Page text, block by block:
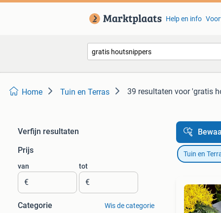
Help en info
Home Tuin en Terras 39 resultaten voor 'gratis
Verfijn resultaten
Prijs
van
€
tot
€
Categorie Wis de categorie
Tuin en